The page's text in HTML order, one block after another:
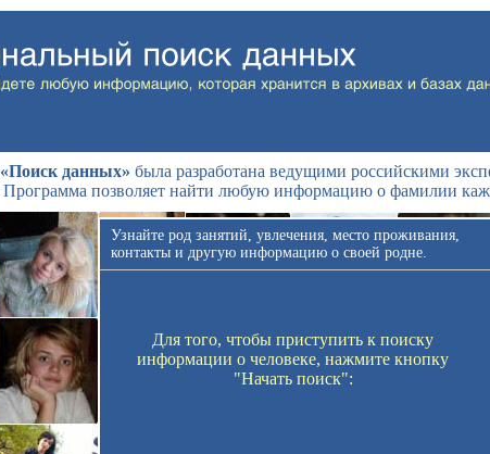
«Поиск данных» была разработана ведущими российскими
Программа позволяет найти любую информацию о фамилии
Узнайте род занятий, увлечения, место проживания,
контакты и другую информацию о своей родне.
Для того, чтобы приступить к поиску
информации о человеке, нажмите кнопку
"Начать поиск":